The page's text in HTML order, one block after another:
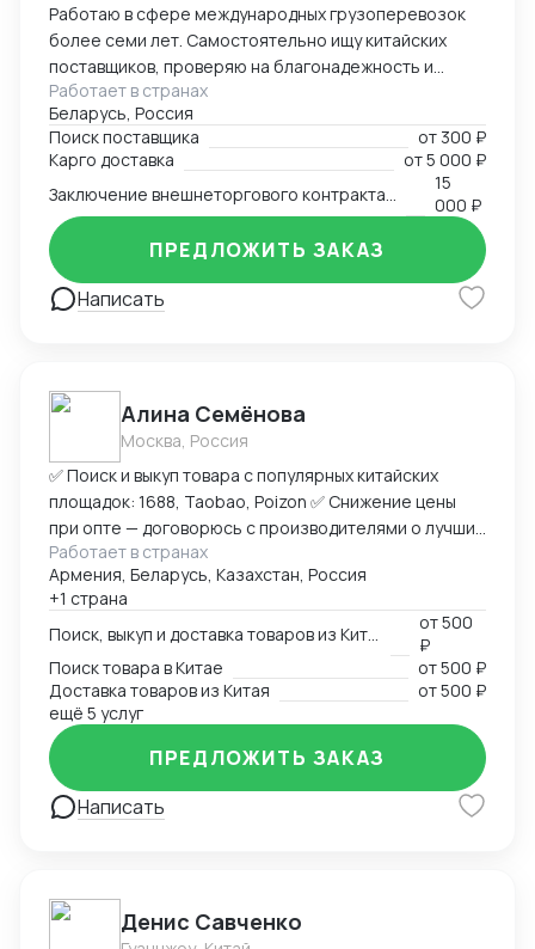
Работаю в сфере международных грузоперевозок
более семи лет. Самостоятельно ищу китайских
поставщиков, проверяю на благонадежность и
выстраиваю долгосрочные торговые отношения.
Осуществляю полный цикл сделки с китайскими
производителями от поиска поставщика и выкупа
товаров, до поставки продукции на склад покупателя.
Берусь за сложные проекты и помогаю решить
нестандартные вопросы.
Работает в странах
Беларусь, Россия
Поиск поставщика
от 300 ₽
Карго доставка
от5 000 ₽
15
000 ₽
Написать
ПРЕДЛОЖИТЬ ЗАКАЗ
Алина Семёнова
Москва, Россия
✅ Поиск и выкуп товара с популярных китайских
площадок: 1688, Taobao, Poizon ✅ Снижение цены
при опте — договорюсь с производителями о лучших
условиях ✅ Предоставлю фото- и видеоотчет перед
отправкой ✅ Надежная упаковка — минимизация
рисков повреждений при перевозке ✅ Доставка
товара до склада в Москву, отправка в любой город
России (ТК на выбор) ✅ Также доставлю в Армению,
Беларусь, Казахстан, Кыргызстан ✅ Полное
сопровождение — от заказа до получения ➡
Пришлите ссылку на товар или фото, его количество,
и я рассчитаю стоимость доставки
Работает в странах
Армения, Беларусь, Казахстан, Россия
+1 страна
от500
₽
Поиск товара в Китае
от500 ₽
Доставка товаров из Китая
от500 ₽
ещё 5 услуг
Написать
ПРЕДЛОЖИТЬ ЗАКАЗ
Денис Савченко